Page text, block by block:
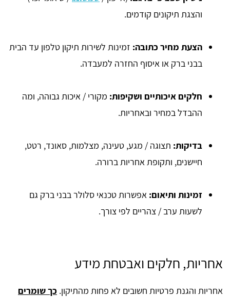
והצגת תיקונים קודמים.
הצעת מחיר כתובה: זמינות לשירות תיקון טלפון עד הבית
בבני ברק או איסוף החזרה למעבדה.
חלקים איכותיים ושקיפות: מקורי / איכות גבוהה, ומה
ההבדל במחיר ובאחריות.
בדיקות: תצוגה / מגע, טעינה, מצלמות, סאונד, רטט,
חיישנים, ותקופת אחריות ברורה.
זמינות ותיאום: אפשרות טכנאי סלולר בבני ברק גם
לשעות ערב / צהריים לפי צורך.
אחריות, חלקים ואבטחת מידע
אחריות והגנת פרטיות חשובים לא פחות מהתיקון. כך שומרים